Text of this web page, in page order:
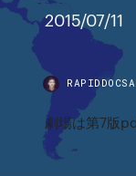
2015/07/11
劇場は第7版